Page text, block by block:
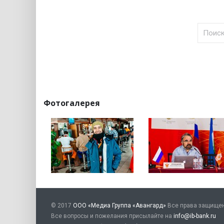
Фотогалерея
© 2017 ООО «Медиа Группа «Авангард» Все права
Все вопросы и пожелания присылайте на info@ib-bank.ru